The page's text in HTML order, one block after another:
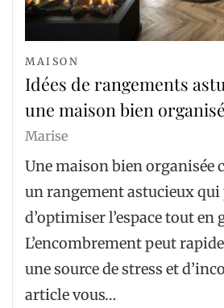
MAISON
Idées de rangements
une maison bien
Marise
Une maison bien organisée
un rangement astucieux
d’optimiser l’espace tout en
L’encombrement peut
une source de stress et
article vous…